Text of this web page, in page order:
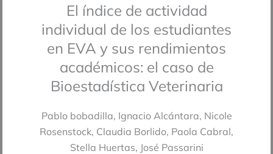
El índice de actividad
individual de los estudiantes
en EVA y sus rendimientos
académicos: el caso de
Bioestadística Veterinaria
Pablo bobadilla, Ignacio Alcántara, Nicole
Rosenstock, Claudia Borlido, Paola Cabral,
Stella Huertas, José Passarini